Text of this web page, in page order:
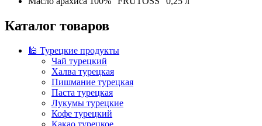
Каталог товаров
🕌 Турецкие продукты
Чай турецкий
Халва турецкая
Пишмание турецкая
Паста турецкая
Лукумы турецкие
Кофе турецкий
Какао турецкое